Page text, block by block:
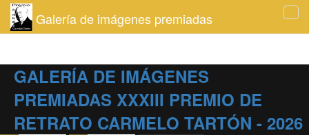
Galería de imágenes premiadas
GALERÍA DE IMÁGENES
PREMIADAS XXXIII PREMIO DE
RETRATO CARMELO TARTÓN - 2026